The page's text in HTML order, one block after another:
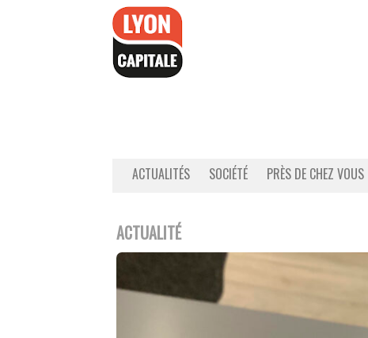
ACTUALITÉS SOCIÉTÉ PRÈS DE CHEZ VOUS
ACTUALITÉ